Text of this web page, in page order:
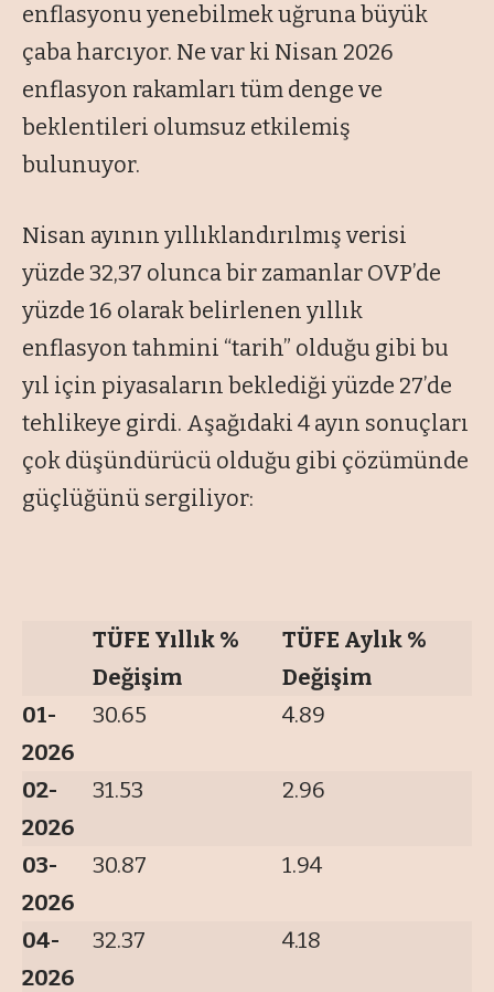
enflasyonu yenebilmek uğruna büyük
çaba harcıyor. Ne var ki Nisan 2026
enflasyon rakamları tüm denge ve
beklentileri olumsuz etkilemiş
bulunuyor.
Nisan ayının yıllıklandırılmış verisi
yüzde 32,37 olunca bir zamanlar OVP’de
yüzde 16 olarak belirlenen yıllık
enflasyon tahmini “tarih” olduğu gibi bu
yıl için piyasaların beklediği yüzde 27’de
tehlikeye girdi. Aşağıdaki 4 ayın sonuçları
çok düşündürücü olduğu gibi çözümünde
güçlüğünü sergiliyor:
TÜFE Yıllık %
Değişim
TÜFE Aylık %
Değişim
01-
2026
30.65 4.89
02-
2026
31.53 2.96
03-
2026
30.87 1.94
04-
2026
32.37 4.18